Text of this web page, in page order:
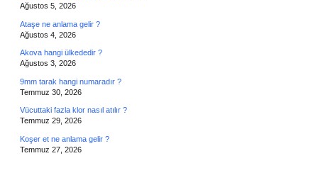
Ağustos 5, 2026
Ataşe ne anlama gelir ?
Ağustos 4, 2026
Akova hangi ülkededir ?
Ağustos 3, 2026
9mm tarak hangi numaradır ?
Temmuz 30, 2026
Vücuttaki fazla klor nasıl atılır ?
Temmuz 29, 2026
Koşer et ne anlama gelir ?
Temmuz 27, 2026